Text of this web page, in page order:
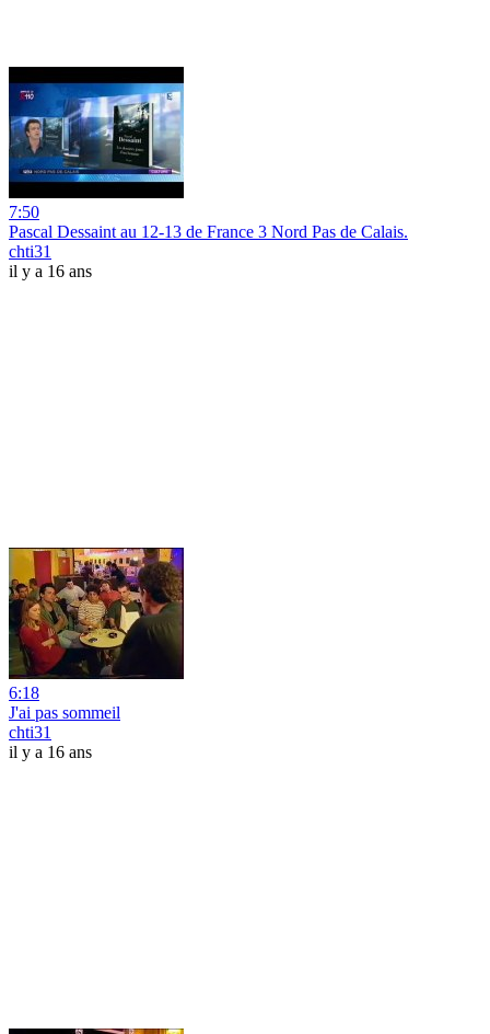
7:50
Pascal Dessaint au 12-13 de France 3 Nord Pas de Calais.
chti31
il y a 16 ans
6:18
J'ai pas sommeil
chti31
il y a 16 ans